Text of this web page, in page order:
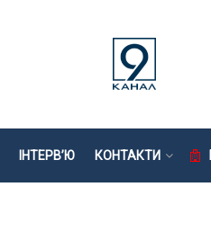
ІНТЕРВ’Ю КОНТАКТИ